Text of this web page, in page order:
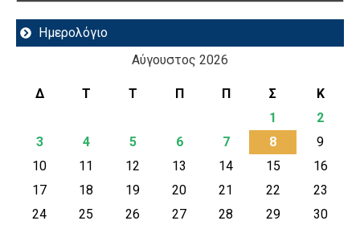
Ημερολόγιο
Αύγουστος 2026
Δ Τ Τ Π Π Σ
Κ
1
2
3
4 5 6 7 8
9
10
11 12 13 14 15
16
17
18 19 20 21 22
23
24
25 26 27 28 29
30